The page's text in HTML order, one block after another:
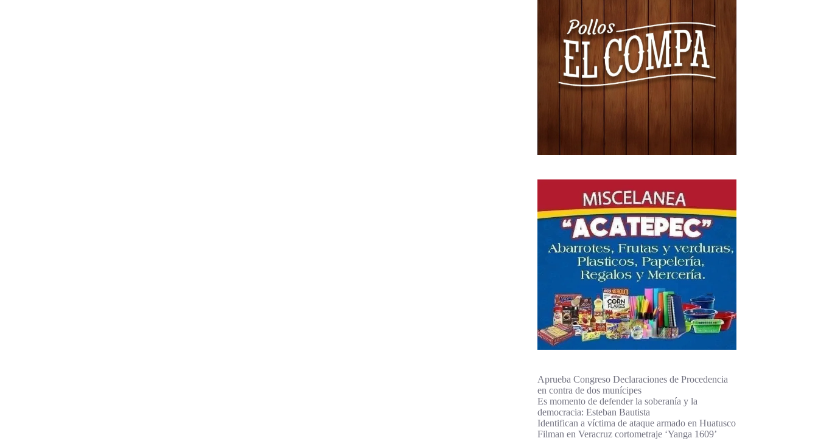
Aprueba Congreso Declaraciones de Procedencia
en contra de dos munícipes
Es momento de defender la soberanía y la
democracia: Esteban Bautista
Identifican a víctima de ataque armado en Huatusco
Filman en Veracruz cortometraje ‘Yanga 1609’